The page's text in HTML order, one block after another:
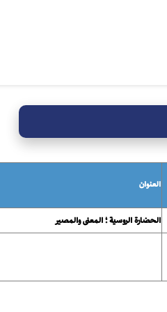
العنوان
الحضارة الروسية ؛ المعنى والمصير